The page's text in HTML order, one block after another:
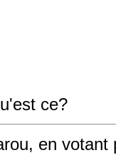
ce?
en